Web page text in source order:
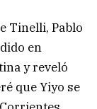
Tinelli, Pablo
en
y reveló
que Yiyo se